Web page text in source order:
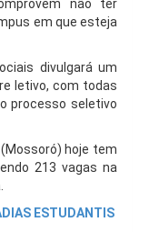
não ter
em que esteja
divulgará um
letivo, com todas
processo seletivo
hoje tem
213 vagas na
ESTUDANTIS